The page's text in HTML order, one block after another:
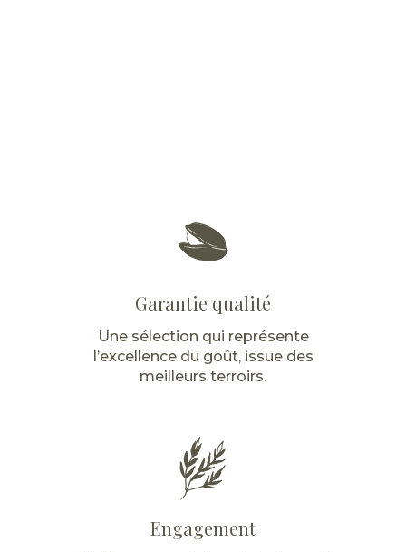
Garantie qualité
Une sélection qui représente
l’excellence du goût, issue des
meilleurs terroirs.
Engagement